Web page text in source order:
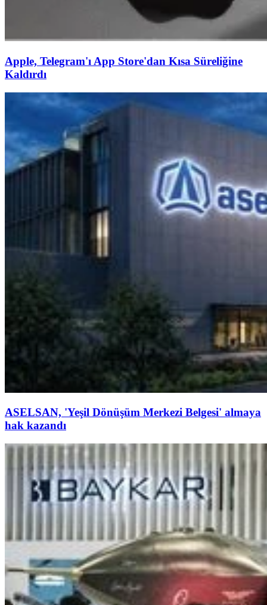
Apple, Telegram'ı App Store'dan Kısa Süreliğine
Kaldırdı
ASELSAN, 'Yeşil Dönüşüm Merkezi Belgesi' almaya
hak kazandı